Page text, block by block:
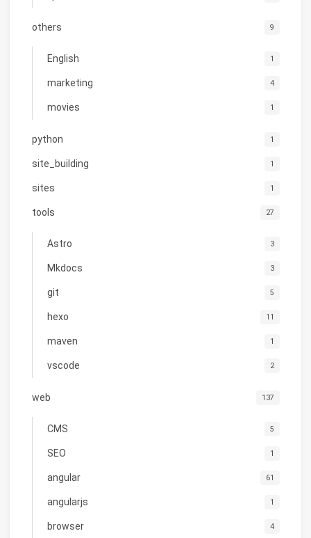
others 9
English 1
marketing 4
movies 1
python 1
site_building 1
sites 1
tools 27
Astro 3
Mkdocs 3
git 5
hexo 11
maven 1
vscode 2
web 137
CMS 5
SEO 1
angular 61
angularjs 1
browser 4